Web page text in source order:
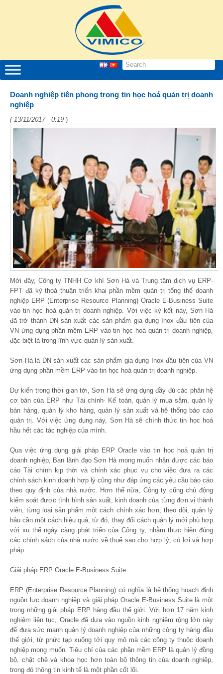
Doanh nghiệp tiên phong trong tin học hoá quản trị doanh
nghiệp
( 13/11/2017 - 0:19 )
Mới đây, Công ty TNHH Cơ khí Sơn Hà và Trung tâm dịch vụ ERP-
FPT đã ký thoả thuận triển khai phần mềm quản trị tổng thể doanh
nghiệp ERP (Enterprise Resource Planning) Oracle E-Business Suite
vào tin học hoá quản trị doanh nghiệp. Với việc ký kết này, Sơn Hà
đã trở thành DN sản xuất các sản phẩm gia dụng Inox đầu tiên của
VN ứng dụng phần mềm ERP vào tin học hoá quản trị doanh nghiệp,
đặc biệt là trong lĩnh vực quản lý sản xuất.
Sơn Hà là DN sản xuất các sản phẩm gia dụng Inox đầu tiên của VN
ứng dụng phần mềm ERP vào tin học hoá quản trị doanh nghiệp.
Dự kiến trong thời gian tới, Sơn Hà sẽ ứng dụng đầy đủ các phân hệ
cơ bản của ERP như Tài chính- Kế toán, quản lý mua sắm, quản lý
bán hàng, quản lý kho hàng, quản lý sản xuất và hệ thống báo cáo
quản trị. Với việc ứng dụng này, Sơn Hà sẽ chính thức tin học hoá
hầu hết các tác nghiệp của mình.
Qua việc ứng dụng giải pháp ERP Oracle vào tin học hoá quản trị
doanh nghiệp, Ban lãnh đạo Sơn Hà mong muốn nhận được các báo
cáo Tài chính kịp thời và chính xác phục vụ cho việc đưa ra các
chính sách kinh doanh hợp lý cũng như đáp ứng các yêu cầu báo cáo
theo quy định của nhà nước. Hơn thế nữa, Công ty cũng chủ động
kiểm soát được tình hình sản xuất, kinh doanh của từng đơn vị thành
viên, từng loại sản phẩm một cách chính xác hơn; theo dõi, quản lý
hậu cần một cách hiệu quả, từ đó, thay đổi cách quản lý mới phù hợp
với xu thế ngày càng phát triển của Công ty, nhằm thực hiện đúng
các chính sách của nhà nước về thuế sao cho hợp lý, có lợi và hợp
pháp.
Giải pháp ERP Oracle E-Business Suite
ERP (Enterprise Resource Planning) có nghĩa là hệ thống hoạch định
nguồn lực doanh nghiệp và giải pháp Oracle E-Business Suite là một
trong những giải pháp ERP hàng đầu thế giới. Với hơn 17 năm kinh
nghiệm liên tục, Oracle đã dựa vào nguồn kinh nghiệm rộng lớn này
để đưa sức mạnh quản lý doanh nghiệp của những công ty hàng đầu
thế giới, từ phức tạp xuống tới quy mô mà các công ty thuộc doanh
nghiệp mong muốn. Tiêu chí của các phần mềm ERP là quản lý đồng
bộ, chặt chẽ và khoa học hơn toàn bộ thông tin của doanh nghiệp,
trong đó thông tin kinh tế là một phần cốt lõi.